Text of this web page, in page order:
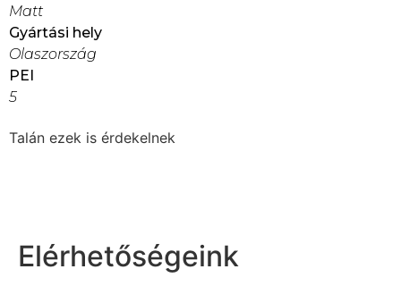
Matt
Gyártási hely
Olaszország
PEI
5
Talán ezek is érdekelnek
Elérhetőségeink